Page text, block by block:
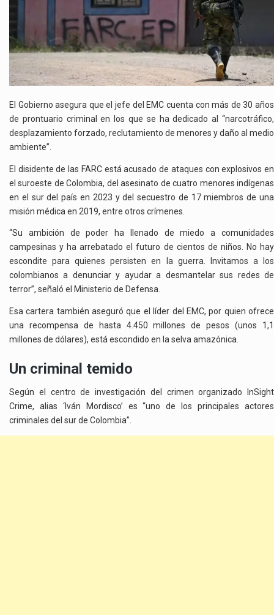
El Gobierno asegura que el jefe del EMC cuenta con más de 30 años
de prontuario criminal en los que se ha dedicado al “narcotráfico,
desplazamiento forzado, reclutamiento de menores y daño al medio
ambiente”.
El disidente de las FARC está acusado de ataques con explosivos en
el suroeste de Colombia, del asesinato de cuatro menores indígenas
en el sur del país en 2023 y del secuestro de 17 miembros de una
misión médica en 2019, entre otros crímenes.
“Su ambición de poder ha llenado de miedo a comunidades
campesinas y ha arrebatado el futuro de cientos de niños. No hay
escondite para quienes persisten en la guerra. Invitamos a los
colombianos a denunciar y ayudar a desmantelar sus redes de
terror”, señaló el Ministerio de Defensa.
Esa cartera también aseguró que el líder del EMC, por quien ofrece
una recompensa de hasta 4.450 millones de pesos (unos 1,1
millones de dólares), está escondido en la selva amazónica.
Un criminal temido
Según el centro de investigación del crimen organizado InSight
Crime, alias ‘Iván Mordisco’ es “uno de los principales actores
criminales del sur de Colombia”.